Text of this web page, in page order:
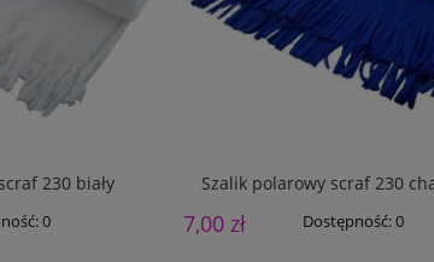
230 biały
0
Szalik polarowy scraf 230
7,00 zł Dostępność:0